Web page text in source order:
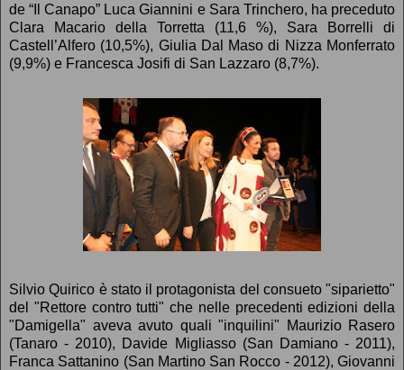
de “Il Canapo” Luca Giannini e Sara Trinchero, ha preceduto
Clara Macario della Torretta (11,6 %), Sara Borrelli di
Castell’Alfero (10,5%), Giulia Dal Maso di Nizza Monferrato
(9,9%) e Francesca Josifi di San Lazzaro (8,7%).
Silvio Quirico è stato il protagonista del consueto "siparietto"
del "Rettore contro tutti" che nelle precedenti edizioni della
"Damigella" aveva avuto quali "inquilini" Maurizio Rasero
(Tanaro - 2010), Davide Migliasso (San Damiano - 2011),
Franca Sattanino (San Martino San Rocco - 2012), Giovanni